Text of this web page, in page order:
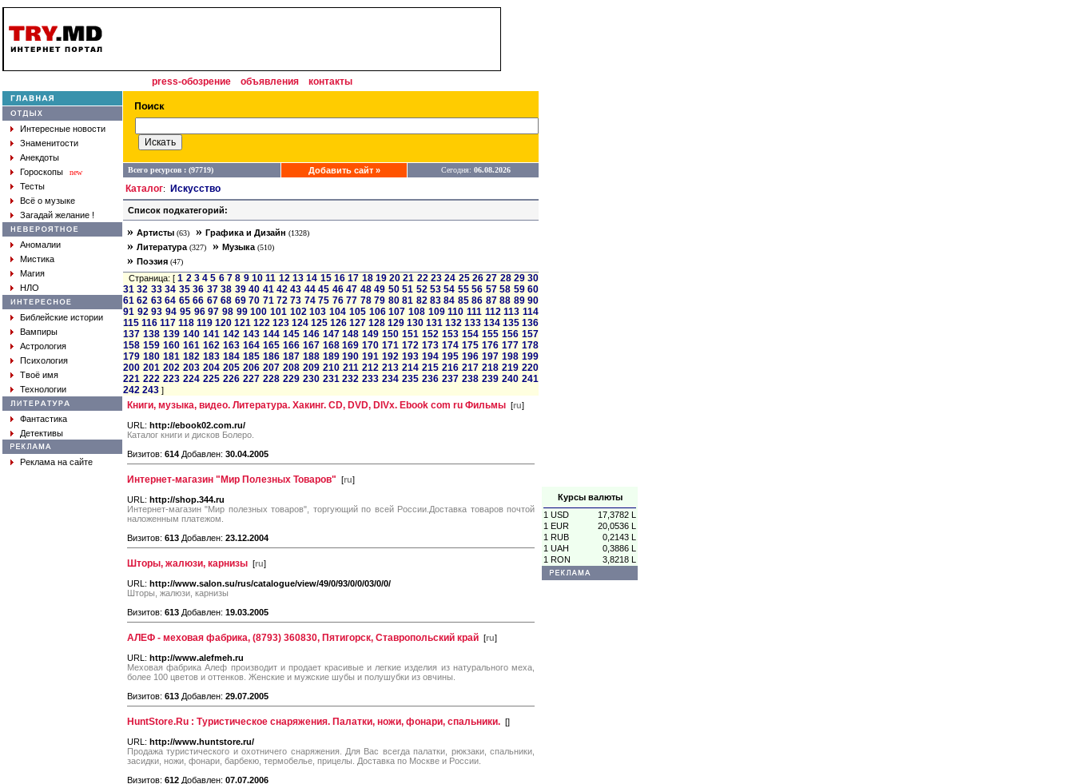
Курсы валюты
1 USD
17,3782 L
1 EUR
20,0536 L
1 RUB
0,2143 L
1 UAH
0,3886 L
1 RON
3,8218 L
press-обозрение объявления контакты
Интересные новости
Знаменитости
Анекдоты
Гороскопы
new
Тесты
Всё о музыке
Загадай желание !
Аномалии
Мистика
Магия
НЛО
Библейские истории
Вампиры
Астрология
Психология
Твоё имя
Технологии
Фантастика
Детективы
Реклама на сайте
Всего ресурсов : (97719) Добавить сайт » Сегодня: 06.08.2026
Каталог: Искусство
Список подкатегорий:
» Артисты (63) » Графика и Дизайн (1328)
» Литература (327) » Музыка (510)
» Поэзия (47)
Страница: [1 2 3 4 5 6 7 8 9 10 11 12 13 14 15 16 17 18 19 20 21 22 23 24 25 26 27 28 29 30
31 32 33 34 35 36 37 38 39 40 41 42 43 44 45 46 47 48 49 50 51 52 53 54 55 56 57 58 59 60
61 62 63 64 65 66 67 68 69 70 71 72 73 74 75 76 77 78 79 80 81 82 83 84 85 86 87 88 89 90
91 92 93 94 95 96 97 98 99 100 101 102 103 104 105 106 107 108 109 110 111 112 113 114
115 116 117 118 119 120 121 122 123 124 125 126 127 128 129 130 131 132 133 134 135 136
137 138 139 140 141 142 143 144 145 146 147 148 149 150 151 152 153 154 155 156 157
158 159 160 161 162 163 164 165 166 167 168 169 170 171 172 173 174 175 176 177 178
179 180 181 182 183 184 185 186 187 188 189 190 191 192 193 194 195 196 197 198 199
200 201 202 203 204 205 206 207 208 209 210 211 212 213 214 215 216 217 218 219 220
221 222 223 224 225 226 227 228 229 230 231 232 233 234 235 236 237 238 239 240 241
242 243 ]
Книги, музыка, видео. Литература. Хакинг. CD, DVD, DIVx. Ebook com ru Фильмы [ru]
URL: http://ebook02.com.ru/
Каталог книги и дисков Болеро.
Визитов: 614 Добавлен: 30.04.2005
Интернет-магазин "Мир Полезных Товаров" [ru]
URL: http://shop.344.ru
Интернет-магазин "Мир полезных товаров", торгующий по всей России.Доставка товаров почтой
наложенным платежом.
Визитов: 613 Добавлен: 23.12.2004
Шторы, жалюзи, карнизы [ru]
URL: http://www.salon.su/rus/catalogue/view/49/0/93/0/0/03/0/0/
Шторы, жалюзи, карнизы
Визитов: 613 Добавлен: 19.03.2005
АЛЕФ - меховая фабрика, (8793) 360830, Пятигорск, Ставропольский край [ru]
URL: http://www.alefmeh.ru
Меховая фабрика Алеф производит и продает красивые и легкие изделия из натурального меха,
более 100 цветов и оттенков. Женские и мужские шубы и полушубки из овчины.
Визитов: 613 Добавлен: 29.07.2005
HuntStore.Ru : Туристическое снаряжения. Палатки, ножи, фонари, спальники. []
URL: http://www.huntstore.ru/
Продажа туристического и охотничего снаряжения. Для Вас всегда палатки, рюкзаки, спальники,
засидки, ножи, фонари, барбекю, термобелье, прицелы. Доставка по Москве и России.
Визитов: 612 Добавлен: 07.07.2006